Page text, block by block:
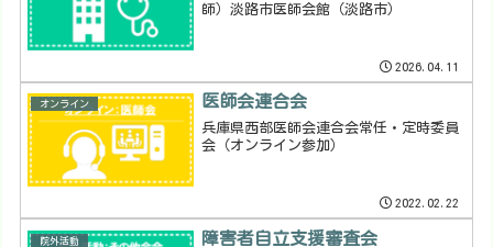
師）淡路市医師会館（淡路市）
2026.04.11
オンライン 医師会連合会
兵庫県西部医師会連合会常任・定時委員
会（オンライン参加）
2022.02.22
院外活動 障害者自立支援審査会